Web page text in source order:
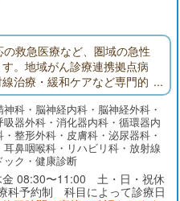
救急医療など、圏域の急性
。地域がん診療連携拠点病
治療・緩和ケアなど専門的
する相談支援・情報提供を
、紹介・逆紹介の推進、地
医療従事者・地域住民に対す
科・脳神経内科・脳神経外科・
器外科・消化器内科・循環器内
整形外科・皮膚科・泌尿器科・
鼻咽喉科・リハビリ科・放射線
ク・健康診断
08:30〜11:00 土・日・祝休
科予約制 科目によって診療日